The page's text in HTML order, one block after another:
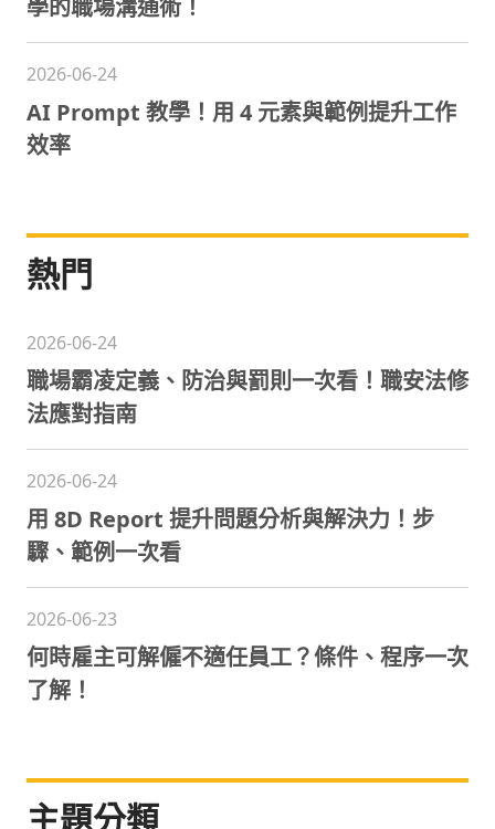
學的職場溝通術！
2026-06-24
AI Prompt 教學！用 4 元素與範例提升工作
效率
熱門
2026-06-24
職場霸凌定義、防治與罰則一次看！職安法修
法應對指南
2026-06-24
用 8D Report 提升問題分析與解決力！步
驟、範例一次看
2026-06-23
何時雇主可解僱不適任員工？條件、程序一次
了解！
主題分類